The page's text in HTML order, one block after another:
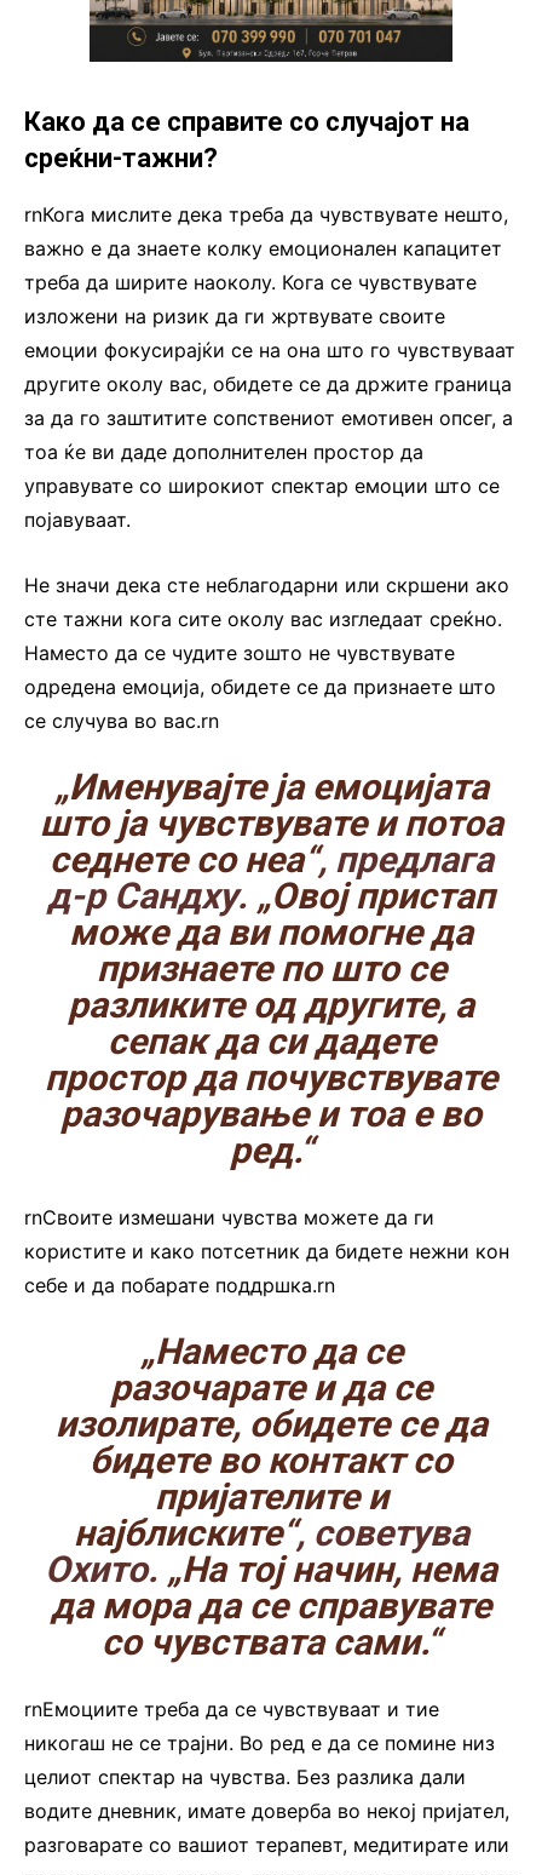
Како да се справите со случајот на
среќни-тажни?
rnКога мислите дека треба да чувствувате нешто,
важно е да знаете колку емоционален капацитет
треба да ширите наоколу. Кога се чувствувате
изложени на ризик да ги жртвувате своите
емоции фокусирајќи се на она што го чувствуваат
другите околу вас, обидете се да држите граница
за да го заштитите сопствениот емотивен опсег, а
тоа ќе ви даде дополнителен простор да
управувате со широкиот спектар емоции што се
појавуваат.
Не значи дека сте неблагодарни или скршени ако
сте тажни кога сите околу вас изгледаат среќно.
Наместо да се чудите зошто не чувствувате
одредена емоција, обидете се да признаете што
се случува во вас.rn
„Именувајте ја емоцијата
што ја чувствувате и потоа
седнете со неа“, предлага
д-р Сандху. „Овој пристап
може да ви помогне да
признаете по што се
разликите од другите, а
сепак да си дадете
простор да почувствувате
разочарување и тоа е во
ред.“
rnСвоите измешани чувства можете да ги
користите и како потсетник да бидете нежни кон
себе и да побарате поддршка.rn
„Наместо да се
разочарате и да се
изолирате, обидете се да
бидете во контакт со
пријателите и
најблиските“, советува
Охито. „На тој начин, нема
да мора да се справувате
со чувствата сами.“
rnЕмоциите треба да се чувствуваат и тие
никогаш не се трајни. Во ред е да се помине низ
целиот спектар на чувства. Без разлика дали
водите дневник, имате доверба во некој пријател,
разговарате со вашиот терапевт, медитирате или